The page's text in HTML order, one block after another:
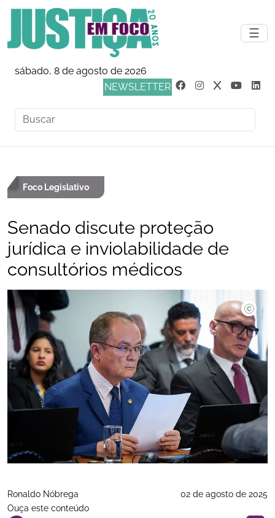
☰
sábado, 8 de agosto de 2026
NEWSLETTER
Foco Legislativo
Senado discute proteção
jurídica e inviolabilidade de
consultórios médicos
Rafa
Ronaldo Nóbrega
02 de agosto de 2025
Ouça este conteúdo